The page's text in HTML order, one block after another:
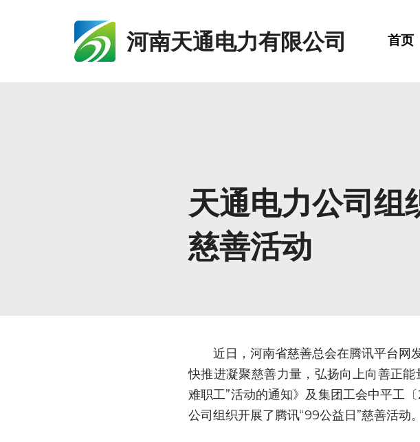
河南天通电力有限公司 首页
天通电力公司组
慈善活动
近日，河南省慈善总会在腾讯平台网
快推进凝聚慈善力量，弘扬向上向善正
难职工”活动的通知》及集团工会中平工
公司组织开展了腾讯“99公益日”慈善活动。